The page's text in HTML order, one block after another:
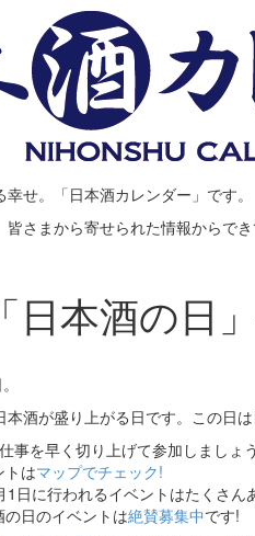
せ。「日本酒カレンダー」です。
皆さまから寄せられた情報からで
日本酒の日
本酒が盛り上がる日です。この日
事を早く切り上げて参加しましょ
トはマップでチェック!
日に行われるイベントはたくさん
の日のイベントは絶賛募集中です!